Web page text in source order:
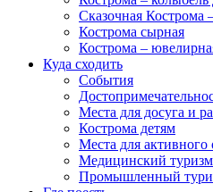
Сказочная Кострома
Кострома сырная
Кострома –
Куда сходить
События
Места для досуга и
Кострома детям
Места для активного
Медицинский туризм
Промышленный